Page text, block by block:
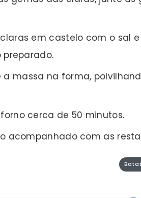
em castelo com o sal
preparado.
a massa na forma,
forno cerca de 50 minutos.
acompanhado com as